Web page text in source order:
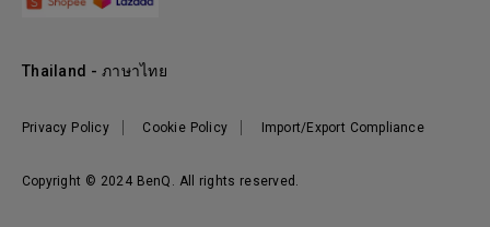
Lazada Official Store
Copyright © 2024 BenQ. All rights reserved.
Privacy Policy Cookie Policy Import/Export Compliance
Thailand - ภาษาไทย